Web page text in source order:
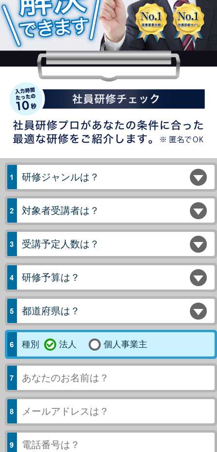
研修ジャンルは？
対象者受講者は？
受講予定人数は？
研修予算は？
都道府県は？
種別 法人 個人事業主